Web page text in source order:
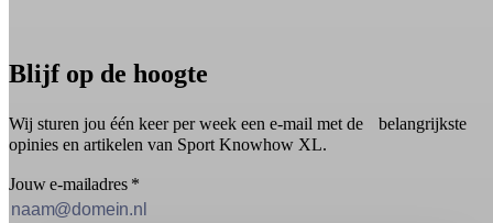
Blijf op de hoogte
Wij sturen jou één keer per week een e-mail met de belangrijkste
opinies en artikelen van Sport Knowhow XL.
Jouw e-mailadres *